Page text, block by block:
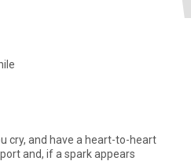
cry, and have a heart-to-heart
and, if a spark appears